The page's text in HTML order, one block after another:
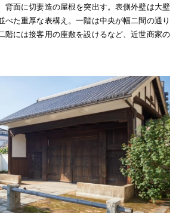
背面に切妻造の屋根を突出す。表側外壁は大壁
べた重厚な表構え。一階は中央が幅二間の通り
階には接客用の座敷を設けるなど、近世商家の